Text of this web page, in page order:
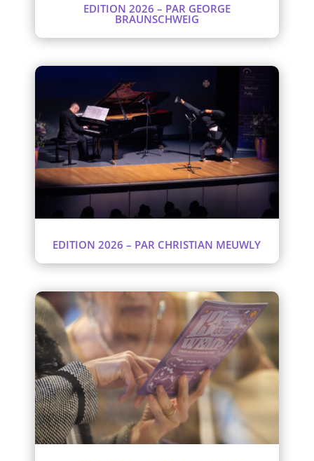
EDITION 2026 – PAR GEORGE
BRAUNSCHWEIG
EDITION 2026 – PAR CHRISTIAN MEUWLY